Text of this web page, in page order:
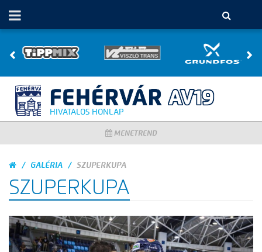
HIVATALOS HONLAP
MENETREND
GALÉRIA SZUPERKUPA
SZUPERKUPA